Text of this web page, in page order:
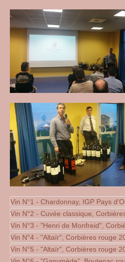
Vin N°1 - Chardonnay, IGP Pays
Votre texte...
Vin N°2 - Cuvée classique,
Votre texte...
Vin N°3 - "Henri de Monfreid",
Votre texte...
Vin N°4 - "Altaïr", Corbières rouge
Votre texte...
Vin N°5 - "Altaïr", Corbières rouge